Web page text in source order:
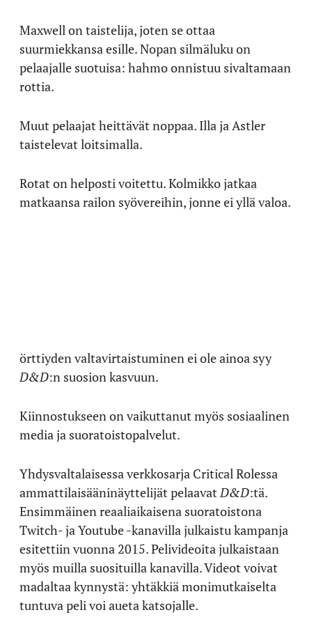
Maxwell on taistelija, joten se ottaa
suurmiekkansa esille. Nopan silmäluku on
pelaajalle suotuisa: hahmo onnistuu sivaltamaan
rottia.
Muut pelaajat heittävät noppaa. Illa ja Astler
taistelevat loitsimalla.
Rotat on helposti voitettu. Kolmikko jatkaa
matkaansa railon syövereihin, jonne ei yllä valoa.
örttiyden valtavirtaistuminen ei ole ainoa syy
D&D:n suosion kasvuun.
Kiinnostukseen on vaikuttanut myös sosiaalinen
media ja suoratoistopalvelut.
Yhdysvaltalaisessa verkkosarja Critical Rolessa
ammattilaisääninäyttelijät pelaavatD&D:tä.
Ensimmäinen reaaliaikaisena suoratoistona
Twitch- ja Youtube -kanavilla julkaistu kampanja
esitettiin vuonna 2015. Pelivideoita julkaistaan
myös muilla suosituilla kanavilla. Videot voivat
madaltaa kynnystä: yhtäkkiä monimutkaiselta
tuntuva peli voi aueta katsojalle.